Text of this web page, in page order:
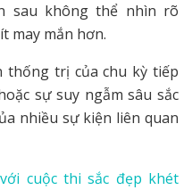
sau không thể nhìn rõ
may mắn hơn.
thống trị của chu kỳ tiếp
sự suy ngẫm sâu sắc
nhiều sự kiện liên quan
cuộc thi sắc đẹp khét